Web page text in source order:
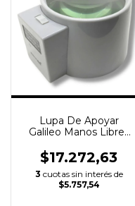
Lupa De Apoyar
Galileo Manos Libres
$17.272,63
3 cuotas sin interés de
$5.757,54